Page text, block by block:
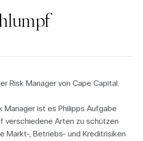
Risk Manager von Cape Capital.
Manager ist es Philipps Aufgabe
verschiedene Arten zu schützen
Markt-, Betriebs- und Kreditrisiken